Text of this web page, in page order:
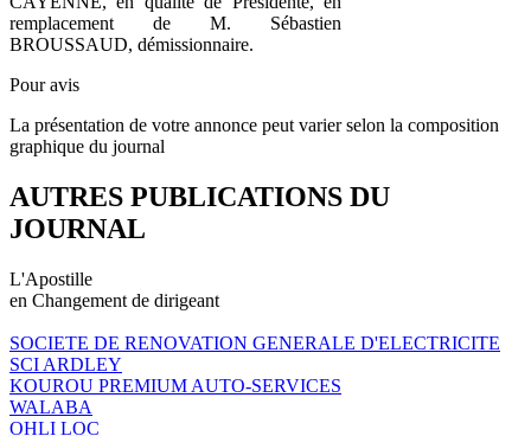
remplacement de M. Sébastien
BROUSSAUD, démissionnaire.
Pour avis
La présentation de votre annonce peut varier selon la composition
graphique du journal
AUTRES PUBLICATIONS DU
JOURNAL
L'Apostille
en Changement de dirigeant
SOCIETE DE RENOVATION GENERALE D'ELECTRICITE
SCI ARDLEY
KOUROU PREMIUM AUTO-SERVICES
WALABA
OHLI LOC